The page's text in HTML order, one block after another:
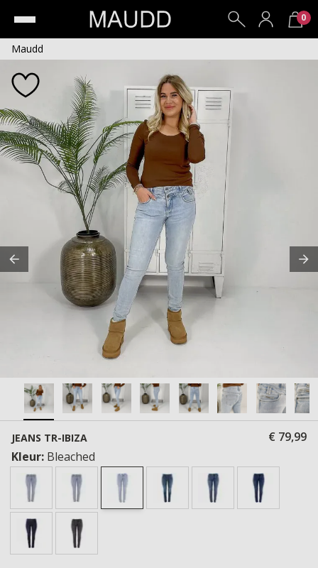
0
Maudd
JEANS TR-IBIZA
€ 79,99
Kleur: Bleached